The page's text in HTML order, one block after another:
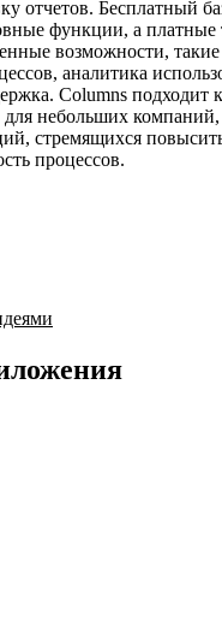
отчетов. Бесплатный
функции, а
возможности, такие
аналитика
Columns подходит
небольших компаний,
стремящихся
процессов.